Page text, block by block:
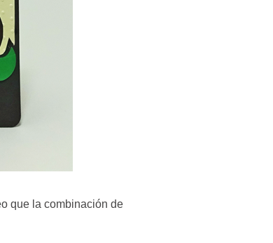
que la combinación de